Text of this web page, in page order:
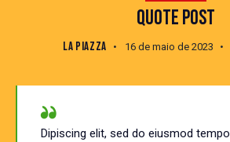
QUOTE POST
LA PIAZZA 16 de maio de 2023
Dipiscing elit, sed do eiusmod